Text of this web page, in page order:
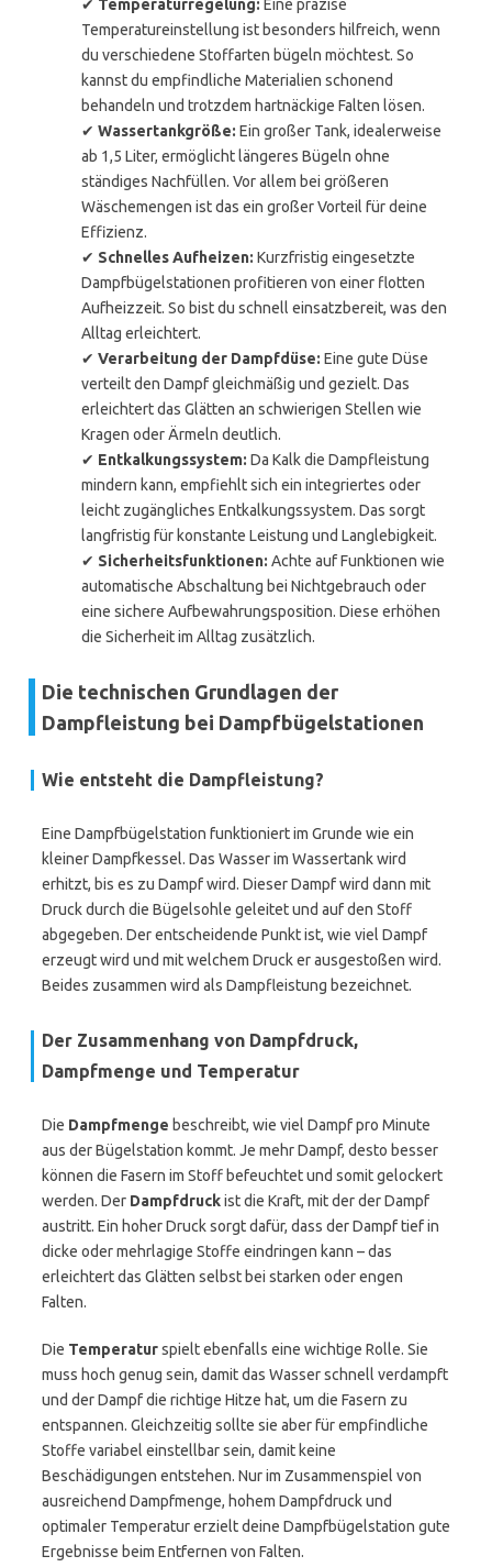
✔ Temperaturregelung: Eine präzise
Temperatureinstellung ist besonders hilfreich, wenn
du verschiedene Stoffarten bügeln möchtest. So
kannst du empfindliche Materialien schonend
behandeln und trotzdem hartnäckige Falten lösen.
✔ Wassertankgröße: Ein großer Tank, idealerweise
ab 1,5 Liter, ermöglicht längeres Bügeln ohne
ständiges Nachfüllen. Vor allem bei größeren
Wäschemengen ist das ein großer Vorteil für deine
Effizienz.
✔ Schnelles Aufheizen: Kurzfristig eingesetzte
Dampfbügelstationen profitieren von einer flotten
Aufheizzeit. So bist du schnell einsatzbereit, was den
Alltag erleichtert.
✔ Verarbeitung der Dampfdüse: Eine gute Düse
verteilt den Dampf gleichmäßig und gezielt. Das
erleichtert das Glätten an schwierigen Stellen wie
Kragen oder Ärmeln deutlich.
✔ Entkalkungssystem: Da Kalk die Dampfleistung
mindern kann, empfiehlt sich ein integriertes oder
leicht zugängliches Entkalkungssystem. Das sorgt
langfristig für konstante Leistung und Langlebigkeit.
✔ Sicherheitsfunktionen: Achte auf Funktionen wie
automatische Abschaltung bei Nichtgebrauch oder
eine sichere Aufbewahrungsposition. Diese erhöhen
die Sicherheit im Alltag zusätzlich.
Die technischen Grundlagen der
Dampfleistung bei Dampfbügelstationen
Wie entsteht die Dampfleistung?
Eine Dampfbügelstation funktioniert im Grunde wie ein
kleiner Dampfkessel. Das Wasser im Wassertank wird
erhitzt, bis es zu Dampf wird. Dieser Dampf wird dann mit
Druck durch die Bügelsohle geleitet und auf den Stoff
abgegeben. Der entscheidende Punkt ist, wie viel Dampf
erzeugt wird und mit welchem Druck er ausgestoßen wird.
Beides zusammen wird als Dampfleistung bezeichnet.
Der Zusammenhang von Dampfdruck,
Dampfmenge und Temperatur
Die Dampfmenge beschreibt, wie viel Dampf pro Minute
aus der Bügelstation kommt. Je mehr Dampf, desto besser
können die Fasern im Stoff befeuchtet und somit gelockert
werden. Der Dampfdruckist die Kraft, mit der der Dampf
austritt. Ein hoher Druck sorgt dafür, dass der Dampf tief in
dicke oder mehrlagige Stoffe eindringen kann – das
erleichtert das Glätten selbst bei starken oder engen
Falten.
Die Temperaturspielt ebenfalls eine wichtige Rolle. Sie
muss hoch genug sein, damit das Wasser schnell verdampft
und der Dampf die richtige Hitze hat, um die Fasern zu
entspannen. Gleichzeitig sollte sie aber für empfindliche
Stoffe variabel einstellbar sein, damit keine
Beschädigungen entstehen. Nur im Zusammenspiel von
ausreichend Dampfmenge, hohem Dampfdruck und
optimaler Temperatur erzielt deine Dampfbügelstation gute
Ergebnisse beim Entfernen von Falten.